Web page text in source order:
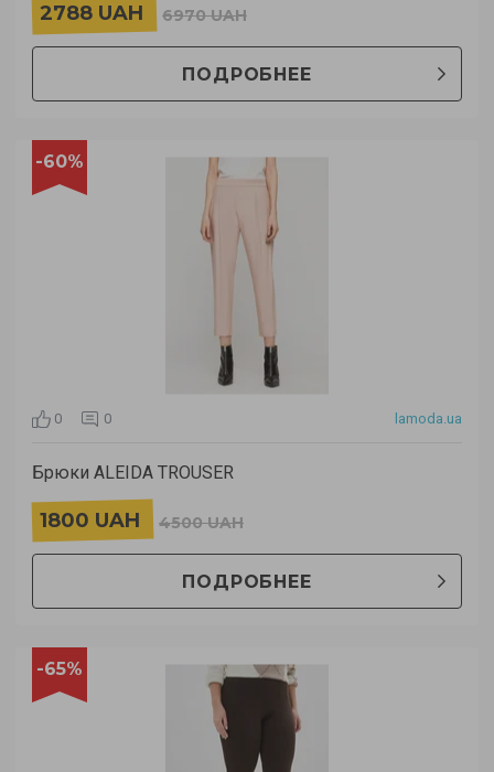
2788 UAH 6970 UAH
ПОДРОБНЕЕ
-60%
0 0 lamoda.ua
Брюки ALEIDA TROUSER
1800 UAH 4500 UAH
ПОДРОБНЕЕ
-65%